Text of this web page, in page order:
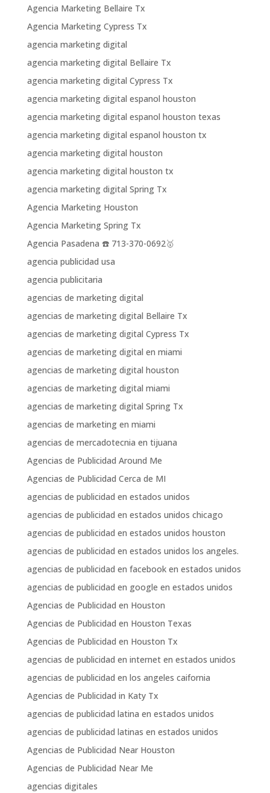
Agencia Marketing Bellaire Tx
Agencia Marketing Cypress Tx
agencia marketing digital
agencia marketing digital Bellaire Tx
agencia marketing digital Cypress Tx
agencia marketing digital espanol houston
agencia marketing digital espanol houston texas
agencia marketing digital espanol houston tx
agencia marketing digital houston
agencia marketing digital houston tx
agencia marketing digital Spring Tx
Agencia Marketing Houston
Agencia Marketing Spring Tx
Agencia Pasadena ☎️ 713-370-0692🥇
agencia publicidad usa
agencia publicitaria
agencias de marketing digital
agencias de marketing digital Bellaire Tx
agencias de marketing digital Cypress Tx
agencias de marketing digital en miami
agencias de marketing digital houston
agencias de marketing digital miami
agencias de marketing digital Spring Tx
agencias de marketing en miami
agencias de mercadotecnia en tijuana
Agencias de Publicidad Around Me
Agencias de Publicidad Cerca de MI
agencias de publicidad en estados unidos
agencias de publicidad en estados unidos chicago
agencias de publicidad en estados unidos houston
agencias de publicidad en estados unidos los angeles.
agencias de publicidad en facebook en estados unidos
agencias de publicidad en google en estados unidos
Agencias de Publicidad en Houston
Agencias de Publicidad en Houston Texas
Agencias de Publicidad en Houston Tx
agencias de publicidad en internet en estados unidos
agencias de publicidad en los angeles caifornia
Agencias de Publicidad in Katy Tx
agencias de publicidad latina en estados unidos
agencias de publicidad latinas en estados unidos
Agencias de Publicidad Near Houston
Agencias de Publicidad Near Me
agencias digitales